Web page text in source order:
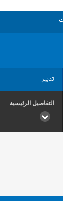
تدبير
التفاصيل الرئيسية